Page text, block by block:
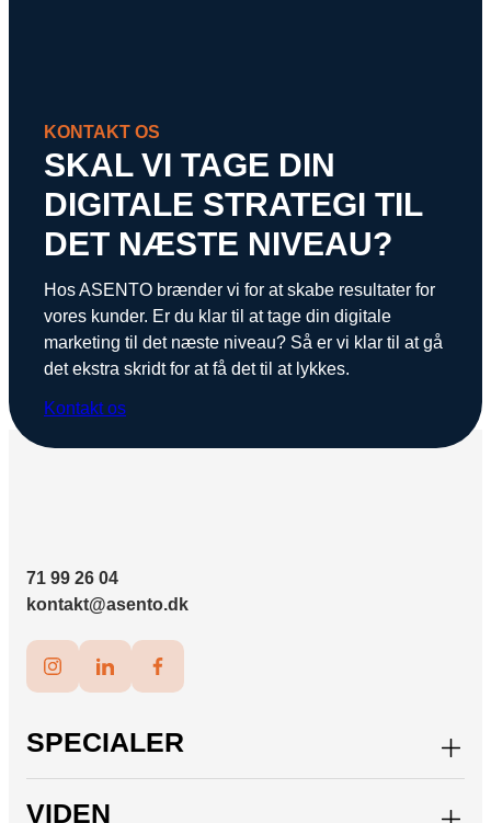
KONTAKT OS
SKAL VI TAGE DIN
DIGITALE STRATEGI TIL
DET NÆSTE NIVEAU?
Hos ASENTO brænder vi for at skabe resultater for
vores kunder. Er du klar til at tage din digitale
marketing til det næste niveau? Så er vi klar til at gå
det ekstra skridt for at få det til at lykkes.
Kontakt os
71 99 26 04
kontakt@asento.dk
SPECIALER
Paid Social
VIDEN